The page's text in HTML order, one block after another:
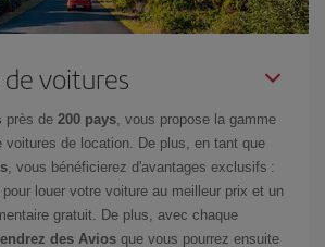
voitures
près de 200 pays , vous propose la gamme
voitures de location. De plus, en tant que
, vous bénéficierez d'avantages exclusifs :
louer votre voiture au meilleur prix et un
gratuit. De plus, avec chaque
des Avios que vous pourrez ensuite